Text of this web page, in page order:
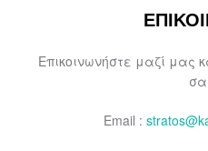
Επικοινωνήστε μαζί μας
Email :